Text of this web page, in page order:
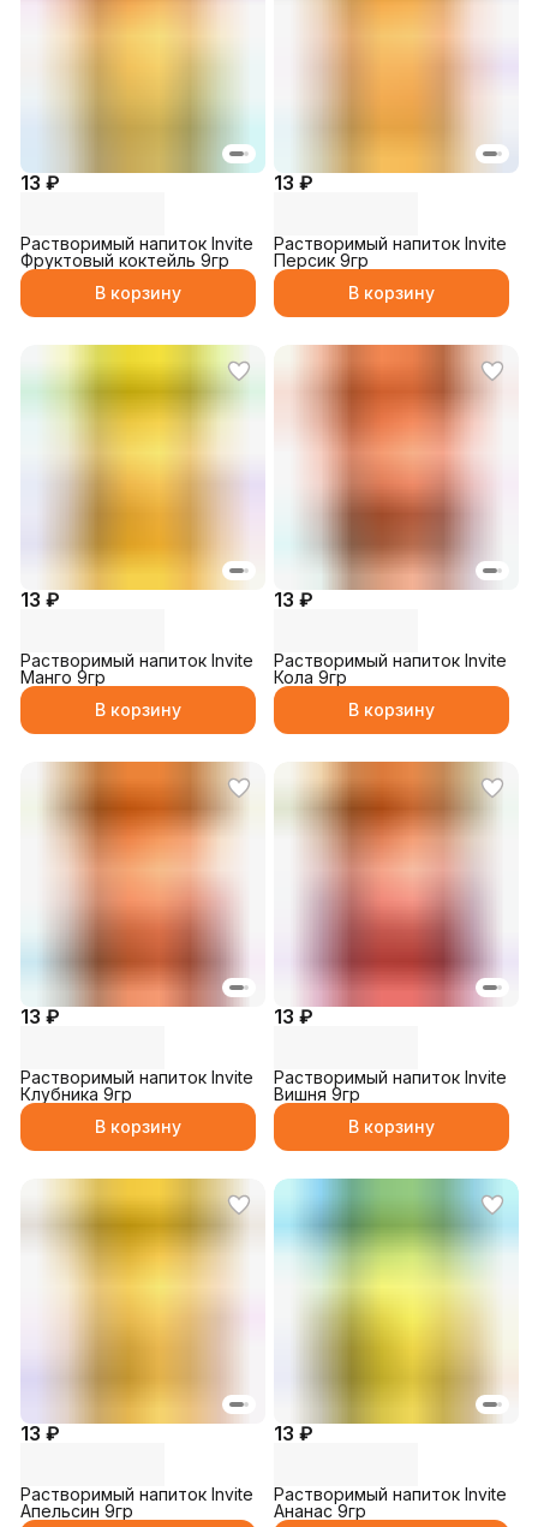
13 ₽
Растворимый напиток Invite
Фруктовый коктейль 9гр
В корзину
13 ₽
Растворимый напиток Invite
Персик 9гр
В корзину
13 ₽
Растворимый напиток Invite
Манго 9гр
В корзину
13 ₽
Растворимый напиток Invite
Кола 9гр
В корзину
13 ₽
Растворимый напиток Invite
Клубника 9гр
В корзину
13 ₽
Растворимый напиток Invite
Вишня 9гр
В корзину
13 ₽
Растворимый напиток Invite
Апельсин 9гр
13 ₽
Растворимый напиток Invite
Ананас 9гр